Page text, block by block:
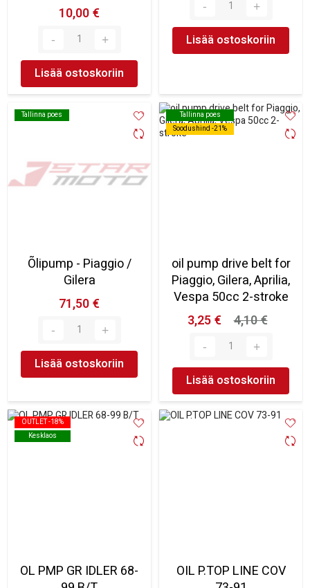
10,00 €
Lisää ostoskoriin
Lisää ostoskoriin
Tallinna poes
Tallinna poes
Õlipump - Piaggio /
Gilera
71,50 €
Lisää ostoskoriin
Tallinna poes
Soodushind -21%
Tallinna poes
Soodushind -21%
oil pump drive belt for
Piaggio, Gilera, Aprilia,
Vespa 50cc 2-stroke
3,25 €
4,10 €
Lisää ostoskoriin
OUTLET -18%
Kesklaos
OUTLET -18%
Kesklaos
OL PMP GR IDLER 68-
OIL P.TOP LINE COV